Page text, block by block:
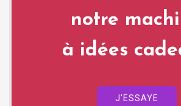
notre
à idées
J'ESSAYE